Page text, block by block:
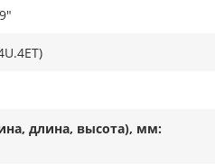
длина, высота), мм